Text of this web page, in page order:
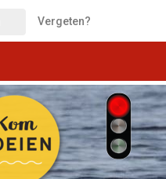
Vergeten?